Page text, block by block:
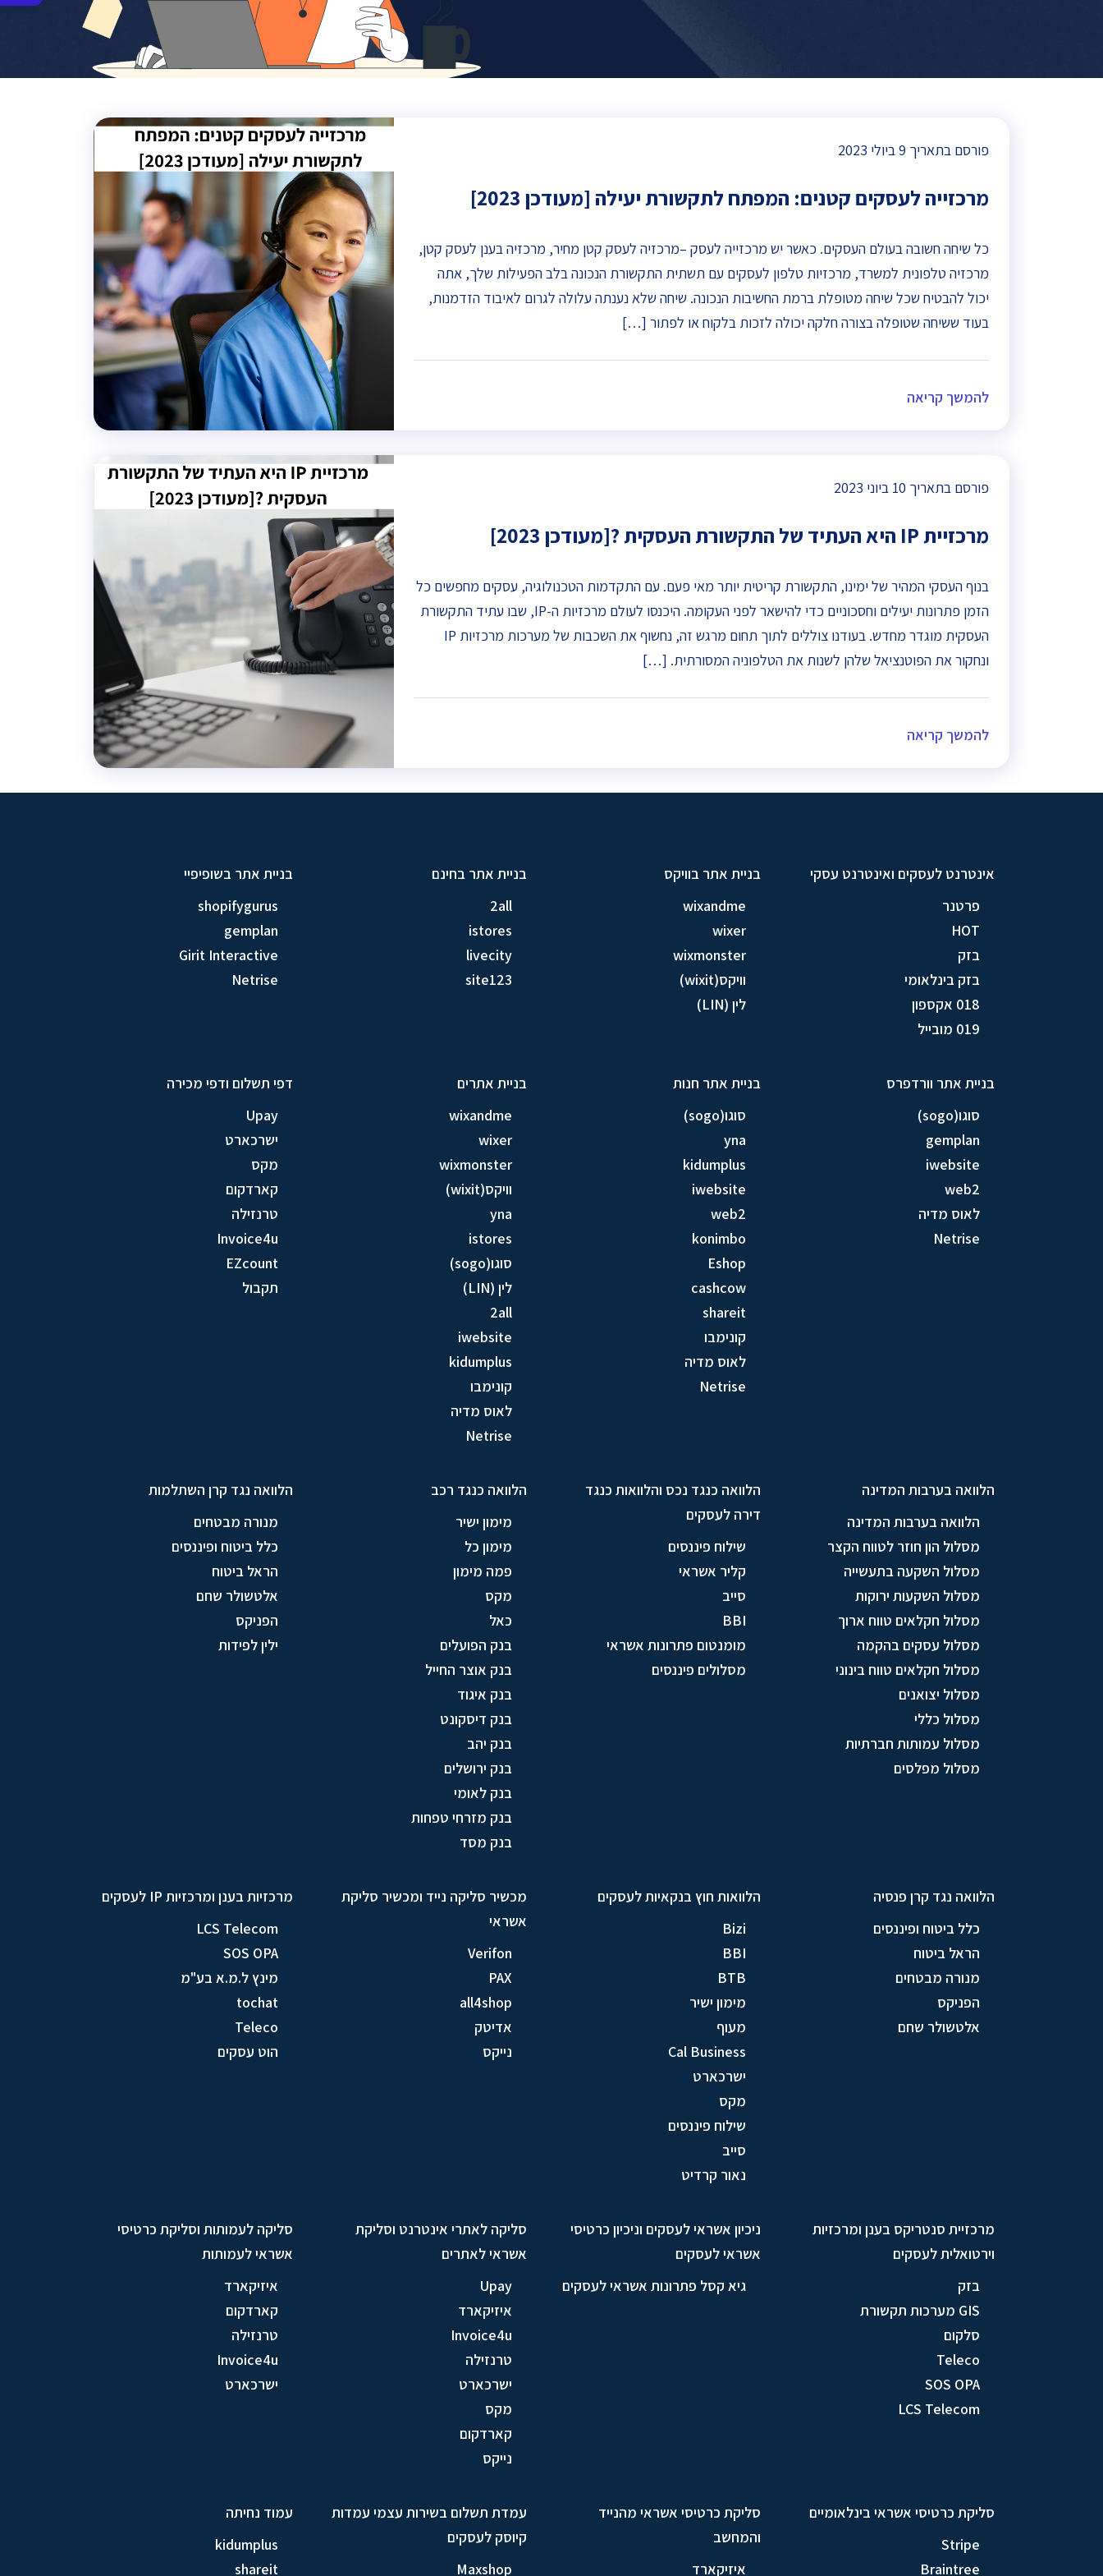
סרגל
פורסם בתאריך 9 ביולי 2023
מרכזייה לעסקים קטנים: המפתח לתקשורת יעילה [מעודכן 2023]
כל שיחה חשובה בעולם העסקים. כאשר יש מרכזייה לעסק –מרכזיה לעסק קטן מחיר, מרכזיה בענן לעסק קטן,
מרכזיה טלפונית למשרד, מרכזיות טלפון לעסקים עם תשתית התקשורת הנכונה בלב הפעילות שלך, אתה
יכול להבטיח שכל שיחה מטופלת ברמת החשיבות הנכונה. שיחה שלא נענתה עלולה לגרום לאיבוד הזדמנות,
בעוד ששיחה שטופלה בצורה חלקה יכולה לזכות בלקוח או לפתור […]
להמשך קריאה
פורסם בתאריך 10 ביוני 2023
מרכזיית IP היא העתיד של התקשורת העסקית ?[מעודכן 2023]
בנוף העסקי המהיר של ימינו, התקשורת קריטית יותר מאי פעם. עם התקדמות הטכנולוגיה, עסקים מחפשים כל
הזמן פתרונות יעילים וחסכוניים כדי להישאר לפני העקומה. היכנסו לעולם מרכזיות ה-IP, שבו עתיד התקשורת
העסקית מוגדר מחדש. בעודנו צוללים לתוך תחום מרגש זה, נחשוף את השכבות של מערכות מרכזיות IP
ונחקור את הפוטנציאל שלהן לשנות את הטלפוניה המסורתית. […]
להמשך קריאה
אינטרנט לעסקים ואינטרנט עסקי
פרטנר
HOT
בזק
בזק בינלאומי
018 אקספון
019 מובייל
בניית אתר בוויקס
wixandme
wixer
wixmonster
וויקס(wixit)
לין (LIN)
בניית אתר בחינם
2all
istores
livecity
site123
בניית אתר בשופיפיי
shopifygurus
gemplan
Girit Interactive
Netrise
בניית אתר וורדפרס
סוגו(sogo)
gemplan
iwebsite
web2
לאוס מדיה
Netrise
בניית אתר חנות
סוגו(sogo)
yna
kidumplus
iwebsite
web2
konimbo
Eshop
cashcow
shareit
קונימבו
לאוס מדיה
Netrise
בניית אתרים
wixandme
wixer
wixmonster
וויקס(wixit)
yna
istores
סוגו(sogo)
לין (LIN)
2all
iwebsite
kidumplus
קונימבו
לאוס מדיה
Netrise
דפי תשלום ודפי מכירה
Upay
ישרכארט
מקס
קארדקום
טרנזילה
Invoice4u
EZcount
תקבול
הלוואה בערבות המדינה
הלוואה בערבות המדינה
מסלול הון חוזר לטווח הקצר
מסלול השקעה בתעשייה
מסלול השקעות ירוקות
מסלול חקלאים טווח ארוך
מסלול עסקים בהקמה
מסלול חקלאים טווח בינוני
מסלול יצואנים
מסלול כללי
מסלול עמותות חברתיות
מסלול מפלסים
הלוואה כנגד נכס והלוואות כנגד
דירה לעסקים
שילוח פיננסים
קליר אשראי
סייב
BBI
מומנטום פתרונות אשראי
מסלולים פיננסים
הלוואה כנגד רכב
מימון ישיר
מימון כל
פמה מימון
מקס
כאל
בנק הפועלים
בנק אוצר החייל
בנק איגוד
בנק דיסקונט
בנק יהב
בנק ירושלים
בנק לאומי
בנק מזרחי טפחות
בנק מסד
הלוואה נגד קרן השתלמות
מנורה מבטחים
כלל ביטוח ופיננסים
הראל ביטוח
אלטשולר שחם
הפניקס
ילין לפידות
הלוואה נגד קרן פנסיה
כלל ביטוח ופיננסים
הראל ביטוח
מנורה מבטחים
הפניקס
אלטשולר שחם
הלוואות חוץ בנקאיות לעסקים
Bizi
BBI
BTB
מימון ישיר
מעוף
Cal Business
ישרכארט
מקס
שילוח פיננסים
סייב
נאור קרדיט
מכשיר סליקה נייד ומכשיר סליקת
אשראי
Verifon
PAX
all4shop
אדיטק
נייקס
מרכזיות בענן ומרכזיות IP לעסקים
LCS Telecom
SOS OPA
מינץ ל.מ.א בע"מ
tochat
Teleco
הוט עסקים
מרכזיית סנטריקס בענן ומרכזיות
וירטואלית לעסקים
בזק
GIS מערכות תקשורת
סלקום
Teleco
SOS OPA
LCS Telecom
ניכיון אשראי לעסקים וניכיון כרטיסי
אשראי לעסקים
גיא קסל פתרונות אשראי לעסקים
סליקה לאתרי אינטרנט וסליקת
אשראי לאתרים
Upay
איזיקארד
Invoice4u
טרנזילה
ישרכארט
מקס
קארדקום
נייקס
סליקה לעמותות וסליקת כרטיסי
אשראי לעמותות
איזיקארד
קארדקום
טרנזילה
Invoice4u
ישרכארט
סליקת כרטיסי אשראי בינלאומיים
Stripe
Braintree
סליקת כרטיסי אשראי מהנייד
והמחשב
איזיקארד
עמדת תשלום בשירות עצמי עמדות
קיוסק לעסקים
Maxshop
עמוד נחיתה
kidumplus
shareit